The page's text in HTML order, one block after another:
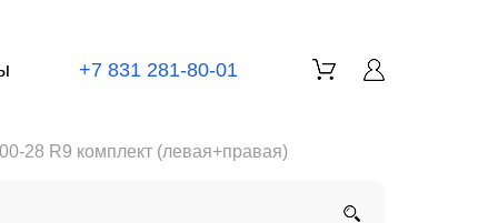
+7 831 281-80-01
28 R9 комплект (левая+правая)